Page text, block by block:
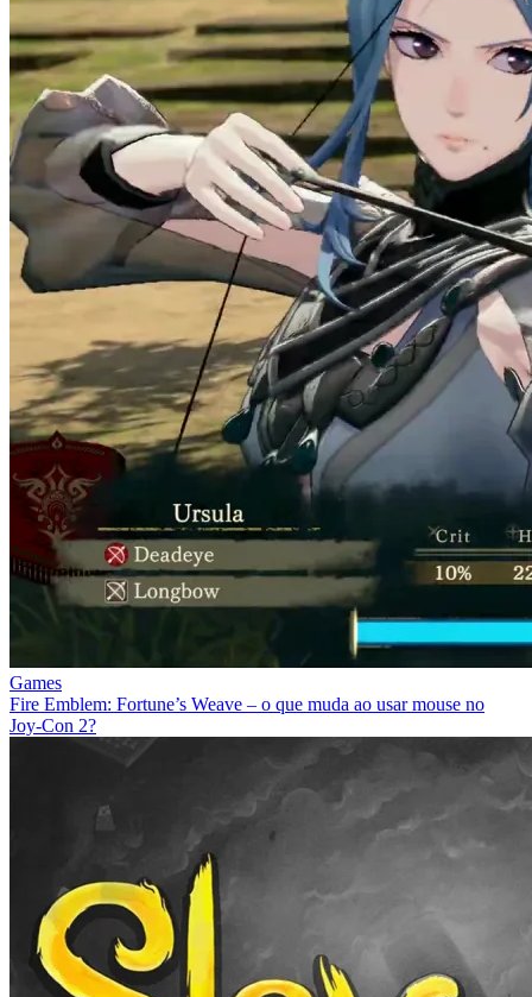
Games
Fire Emblem: Fortune’s Weave – o que muda ao usar mouse no
Joy‑Con 2?